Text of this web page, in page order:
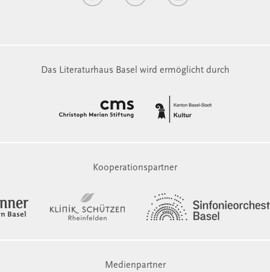
Das Literaturhaus Basel wird ermöglicht durch
Kooperationspartner
Medienpartner